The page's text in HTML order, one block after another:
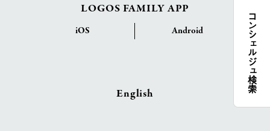
コンシェルジュ検索
LOGOS FAMILY APP
iOS Android
English